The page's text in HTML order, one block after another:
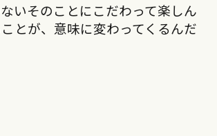
いそのことにこだわって楽しん
とが、意味に変わってくるんだ